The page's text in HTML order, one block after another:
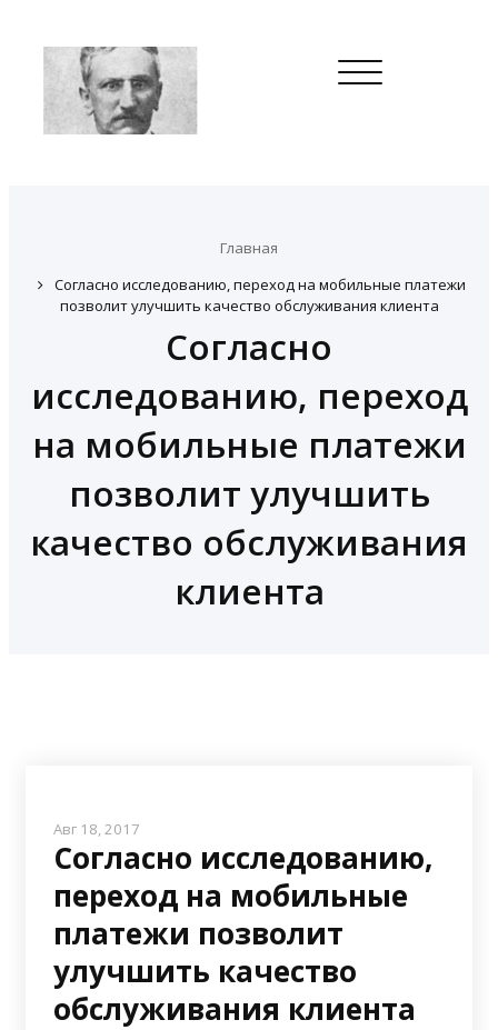
Toggle
navigation
Главная
Согласно исследованию, переход на мобильные платежи
позволит улучшить качество обслуживания клиента
Согласно
исследованию, переход
на мобильные платежи
позволит улучшить
качество обслуживания
клиента
Авг 18, 2017
Согласно исследованию,
переход на мобильные
платежи позволит
улучшить качество
обслуживания клиента